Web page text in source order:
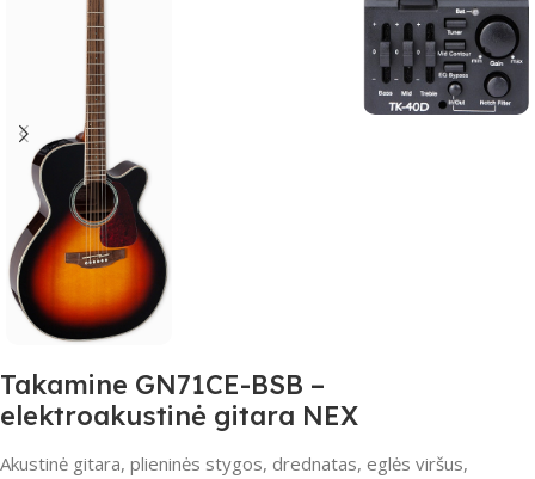
Takamine GN71CE-BSB –
elektroakustinė gitara NEX
Akustinė gitara, plieninės stygos, drednatas, eglės viršus,